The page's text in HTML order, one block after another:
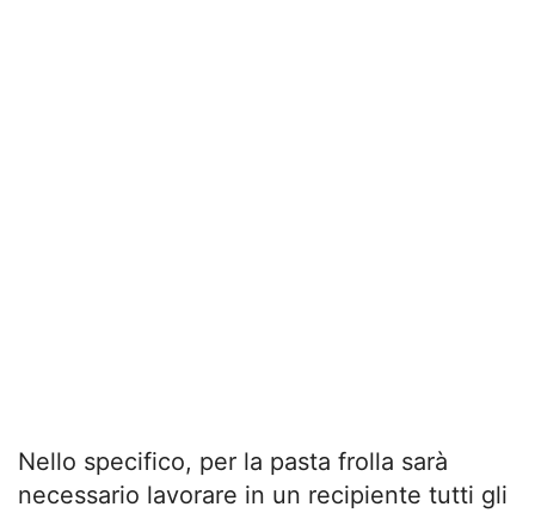
Nello specifico, per la pasta frolla sarà
necessario lavorare in un recipiente tutti gli